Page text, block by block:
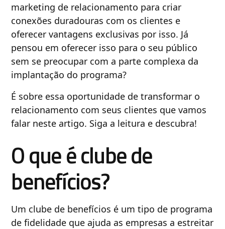
marketing de relacionamento para criar
conexões duradouras com os clientes e
oferecer vantagens exclusivas por isso. Já
pensou em oferecer isso para o seu público
sem se preocupar com a parte complexa da
implantação do programa?
É sobre essa oportunidade de transformar o
relacionamento com seus clientes que vamos
falar neste artigo. Siga a leitura e descubra!
O que é clube de
benefícios?
Um clube de benefícios é um tipo de programa
de fidelidade que ajuda as empresas a estreitar